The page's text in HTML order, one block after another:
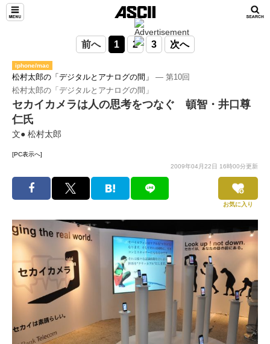
前へ 1 2 3 次へ
iphone/mac
松村太郎の「デジタルとアナログの間」 ― 第10回
松村太郎の「デジタルとアナログの間」
セカイカメラは人の思考をつなぐ 頓智・井口尊
仁氏
文● 松村太郎
[PC表示へ]
2009年04月22日 16時00分更新
お気に入り